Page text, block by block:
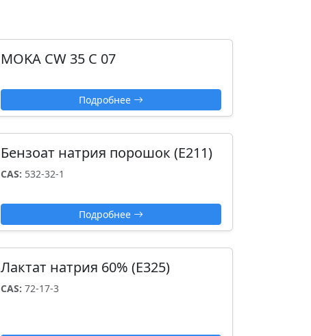
MOKA CW 35 C 07
Подробнее
Бензоат натрия порошок (Е211)
CAS: 532-32-1
Подробнее
Лактат натрия 60% (Е325)
CAS: 72-17-3